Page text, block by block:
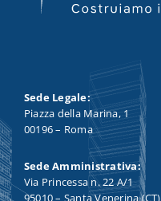
Sede Legale:
Piazza della Marina, 1
00196 – Roma
Sede Amministrativa:
Via Princessa n. 22 A/1
95010 – Santa Venerina (CT)